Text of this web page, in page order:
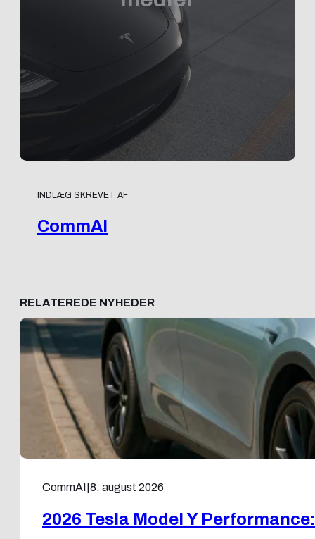
INDLÆG SKREVET AF
CommAI
RELATEREDE NYHEDER
CommAI 8. august 2026
2026 Tesla Model Y